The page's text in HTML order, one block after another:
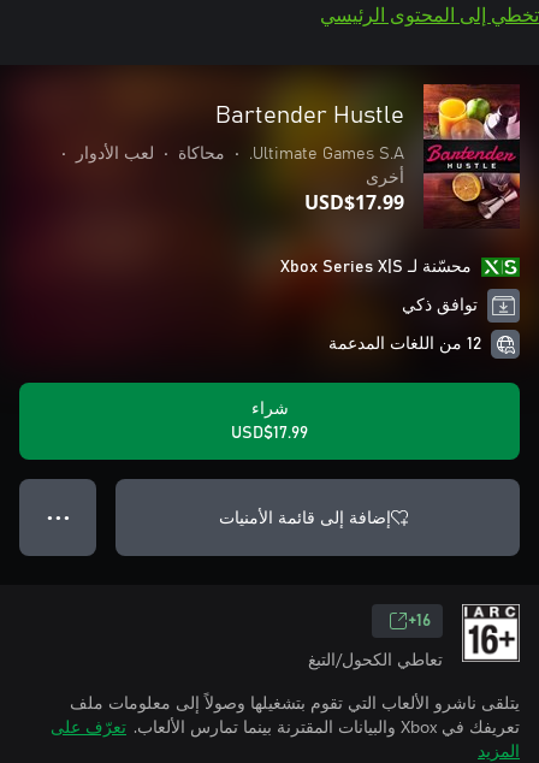
تخطي إلى المحتوى الرئيسي
Bartender Hustle
Ultimate Games S.A.
• محاكاة • لعب الأدوار
•
أخرى
USD$17.99
محسّنة لـ Xbox Series X|S
توافق ذكي
12 من اللغات المدعمة
شراء
USD$17.99
إضافة إلى قائمة الأمنيات ● ● ●
16+
تعاطي الكحول/التبغ
يتلقى ناشرو الألعاب التي تقوم بتشغيلها وصولاً إلى معلومات ملف
تعريفك في Xbox والبيانات المقترنة بينما تمارس الألعاب.
تعرّف على
المزيد